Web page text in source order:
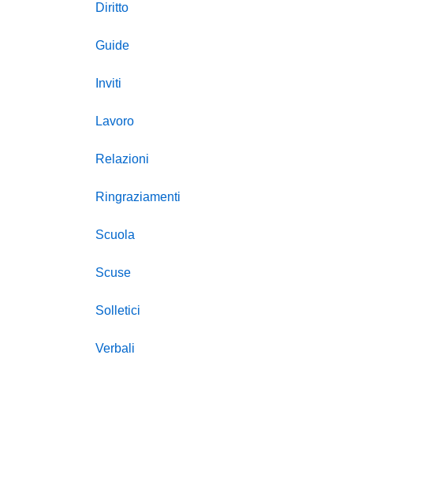
Diritto
Guide
Inviti
Lavoro
Relazioni
Ringraziamenti
Scuola
Scuse
Solletici
Verbali